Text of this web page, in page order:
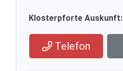
Klosterpforte Auskunft:
Telefon